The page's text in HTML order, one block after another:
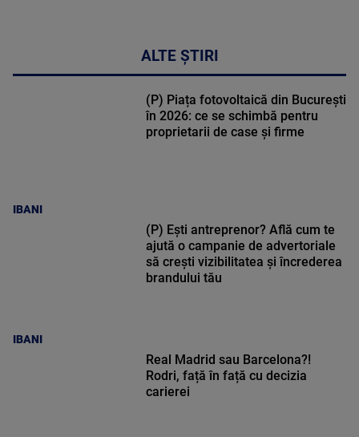
ALTE ȘTIRI
IBANI
(P) Piața fotovoltaică din București
în 2026: ce se schimbă pentru
proprietarii de case și firme
IBANI
(P) Ești antreprenor? Află cum te
ajută o campanie de advertoriale
să crești vizibilitatea și încrederea
brandului tău
Real Madrid sau Barcelona?!
Rodri, față în față cu decizia
carierei